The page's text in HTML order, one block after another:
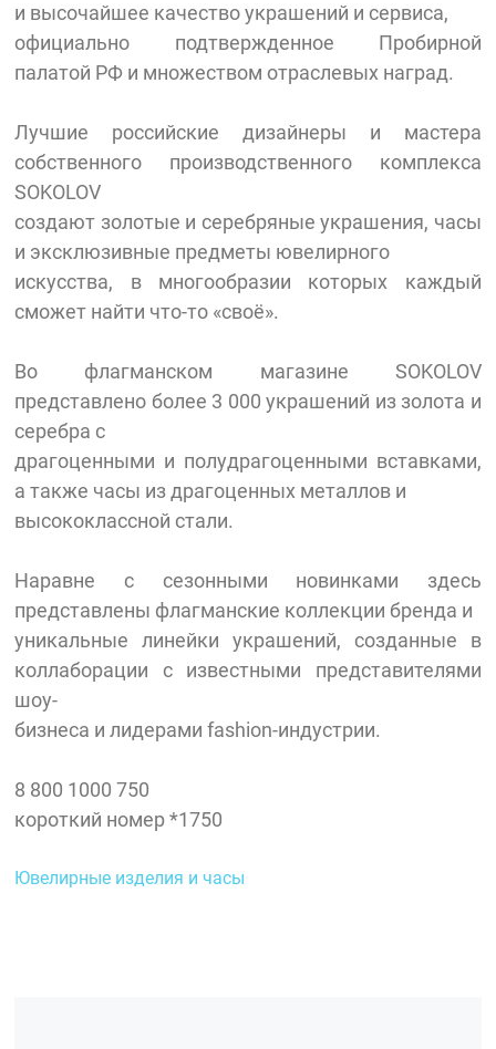
и высочайшее качество украшений и сервиса,
официально подтвержденное Пробирной
палатой РФ и множеством отраслевых наград.
Лучшие российские дизайнеры и мастера
собственного производственного комплекса
SOKOLOV
создают золотые и серебряные украшения, часы
и эксклюзивные предметы ювелирного
искусства, в многообразии которых каждый
сможет найти что-то «своё».
Во флагманском магазине SOKOLOV
представлено более 3 000 украшений из золота и
серебра с
драгоценными и полудрагоценными вставками,
а также часы из драгоценных металлов и
высококлассной стали.
Наравне с сезонными новинками здесь
представлены флагманские коллекции бренда и
уникальные линейки украшений, созданные в
коллаборации с известными представителями
шоу-
бизнеса и лидерами fashion-индустрии.
8 800 1000 750
короткий номер *1750
Ювелирные изделия и часы